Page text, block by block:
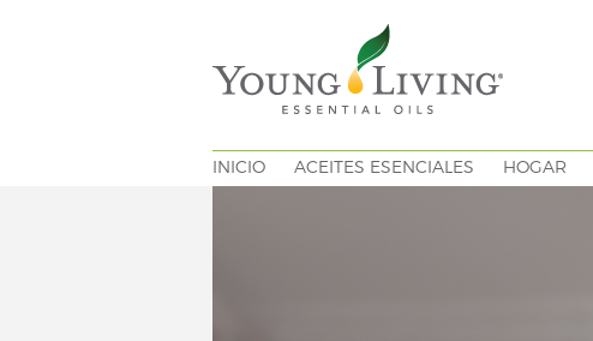
INICIO ACEITES ESENCIALES HOGAR